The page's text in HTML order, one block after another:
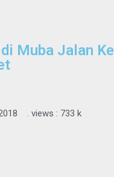
Muba Jalan
. views : 733 k